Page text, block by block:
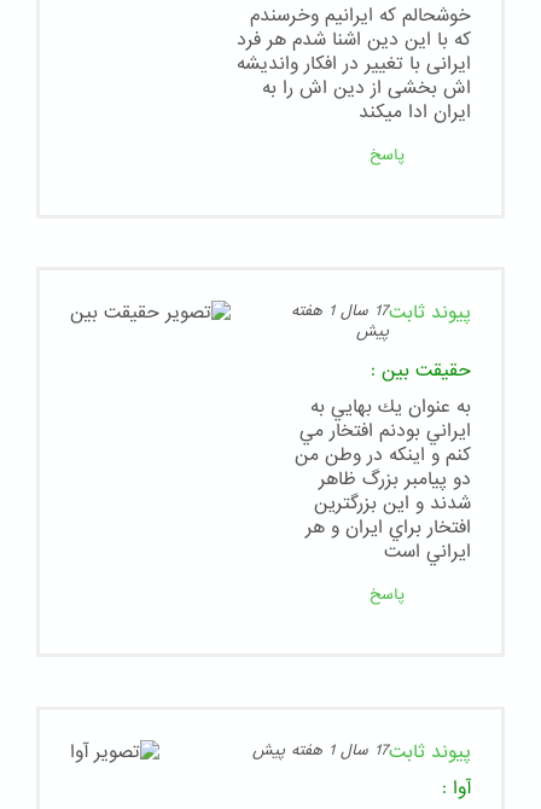
خوشحالم که ایرانیم وخرسندم
که با این دین اشنا شدم هر فرد
ایرانی با تغییر در افکار واندیشه
اش بخشی از دین اش را به
ایران ادا میکند
پاسخ
پیوند ثابت
17 سال 1 هفته
پیش
حقيقت بين :
به عنوان يك بهايي به
ايراني بودنم افتخار مي
كنم و اينكه در وطن من
دو پيامبر بزرگ ظاهر
شدند و اين بزرگترين
افتخار براي ايران و هر
ايراني است
پاسخ
پیوند ثابت17 سال 1 هفته پیش
آوا :